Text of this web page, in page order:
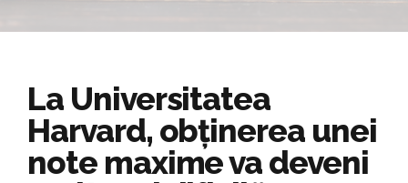
La Universitatea
Harvard, obținerea unei
note maxime va deveni